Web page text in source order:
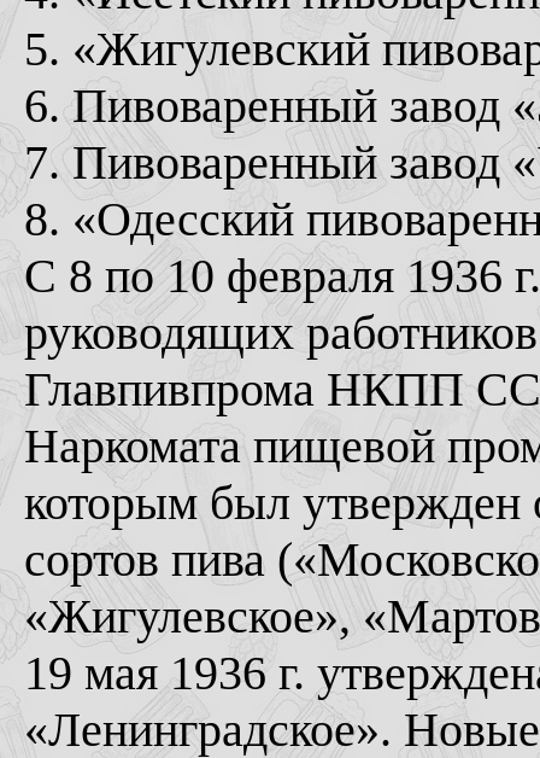
5. «Жигулевский
6. Пивоваренный завод
7. Пивоваренный завод
8. «Одесский
С 8 по 10 февраля 1936
руководящих
Главпивпрома НКПП
Наркомата пищевой
которым был утвержден
сортов пива
«Жигулевское»,
19 мая 1936 г.
«Ленинградское».